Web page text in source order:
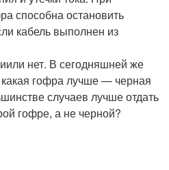
способна остановить
кабель выполнен из
нет. В сегодняшней же
какая гофра лучше — черная
случаев лучше отдать
гофре, а не черной?